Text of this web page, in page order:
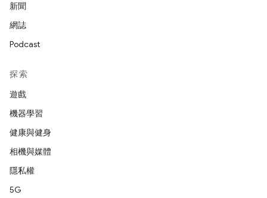
新聞
網誌
Podcast
探索
遊戲
機器學習
健康與健身
相機與媒體
隱私權
5G